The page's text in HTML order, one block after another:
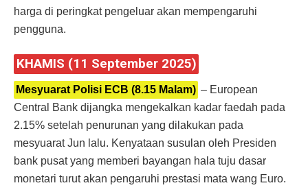
harga di peringkat pengeluar akan mempengaruhi
pengguna.
KHAMIS (11 September 2025)
Mesyuarat Polisi ECB (8.15 Malam) – European
Central Bank dijangka mengekalkan kadar faedah pada
2.15% setelah penurunan yang dilakukan pada
mesyuarat Jun lalu. Kenyataan susulan oleh Presiden
bank pusat yang memberi bayangan hala tuju dasar
monetari turut akan pengaruhi prestasi mata wang Euro.